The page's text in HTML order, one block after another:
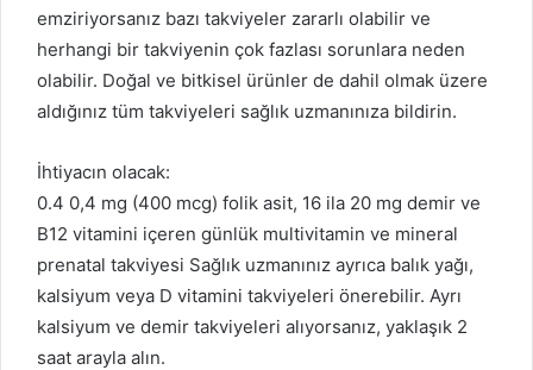
emziriyorsanız bazı takviyeler zararlı olabilir ve
herhangi bir takviyenin çok fazlası sorunlara neden
olabilir. Doğal ve bitkisel ürünler de dahil olmak üzere
aldığınız tüm takviyeleri sağlık uzmanınıza bildirin.
İhtiyacın olacak:
0.4 0,4 ​​mg (400 mcg) folik asit, 16 ila 20 mg demir ve
B12 vitamini içeren günlük multivitamin ve mineral
prenatal takviyesi Sağlık uzmanınız ayrıca balık yağı,
kalsiyum veya D vitamini takviyeleri önerebilir. Ayrı
kalsiyum ve demir takviyeleri alıyorsanız, yaklaşık 2
saat arayla alın.